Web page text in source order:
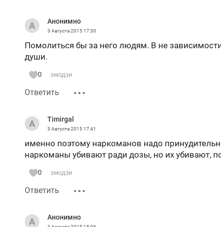
Анонимно
3 Августа 201517:30
Помолиться бы за него людям. В не
души.
0 эмодзи
Ответить
Timirgal
3 Августа 201517:41
именно поэтому наркоманов надо
наркоманы убивают ради дозы, но их убивают,
0 эмодзи
Ответить
Анонимно